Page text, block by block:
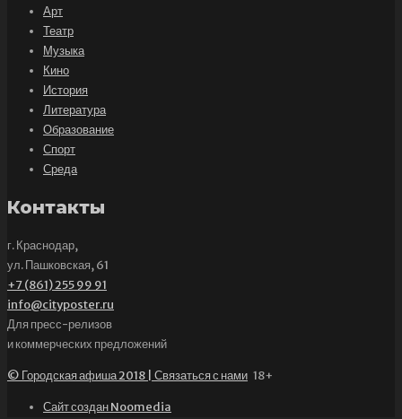
Арт
Театр
Музыка
Кино
История
Литература
Образование
Спорт
Среда
Контакты
г. Краснодар,
ул. Пашковская, 61
+7 (861) 255 99 91
info@cityposter.ru
Для пресс-релизов
и коммерческих предложений
© Городская афиша 2018 | Связаться с нами 18+
Сайт создан Noomedia